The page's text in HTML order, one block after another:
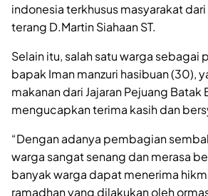
indonesia terkhusus masyarakat dari
terang D.Martin Siahaan ST.
Selain itu, salah satu warga sebagai
bapak Iman manzuri hasibuan (30),
makanan dari Jajaran Pejuang Batak
mengucapkan terima kasih dan
“Dengan adanya pembagian
warga sangat senang dan merasa
banyak warga dapat menerima
ramadhan yang dilakukan oleh